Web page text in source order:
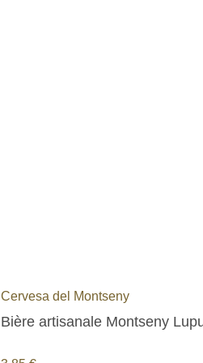
Cervesa del Montseny
Bière artisanale Montseny